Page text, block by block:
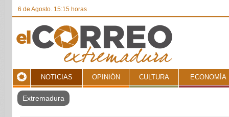
6 de Agosto. 15:15 horas
NOTICIAS OPINIÓN CULTURA ECONOMÍA